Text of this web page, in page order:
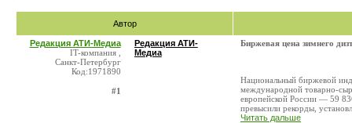
Автор
Редакция АТИ-Медиа
IT-компания ,
Санкт-Петербург
Код:1971890
#1
Редакция АТИ-
Медиа
Биржевая цена зимнего
Национальный биржевой
международной товарно-
европейской России — 59
превысили рекорды,
Читать дальше